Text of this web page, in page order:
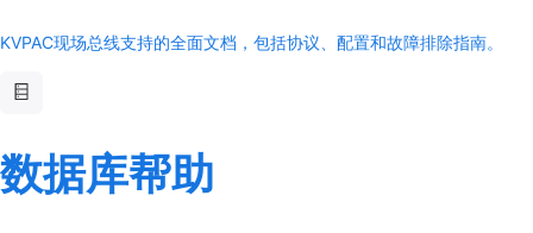
KVPAC现场总线支持的全面文档，包括协议、配置和故障排除指南。
数据库帮助